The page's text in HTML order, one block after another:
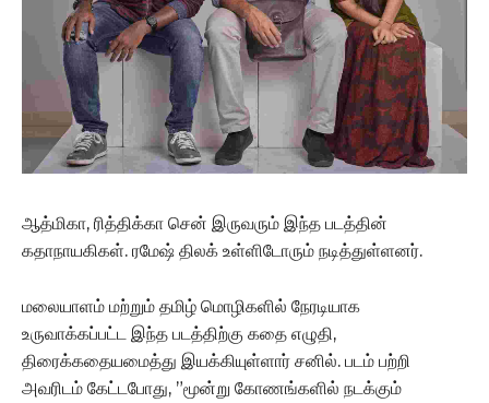
ஆத்மிகா, ரித்திக்கா சென் இருவரும் இந்த படத்தின்
கதாநாயகிகள். ரமேஷ் திலக் உள்ளிடோரும் நடித்துள்ளனர்.
மலையாளம் மற்றும் தமிழ் மொழிகளில் நேரடியாக
உருவாக்கப்பட்ட இந்த படத்திற்கு கதை எழுதி,
திரைக்கதையமைத்து இயக்கியுள்ளார் சனில். படம் பற்றி
அவரிடம் கேட்டபோது, ”மூன்று கோணங்களில் நடக்கும்